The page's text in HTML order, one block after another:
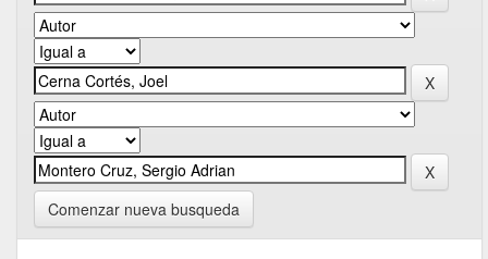
Comenzar nueva busqueda